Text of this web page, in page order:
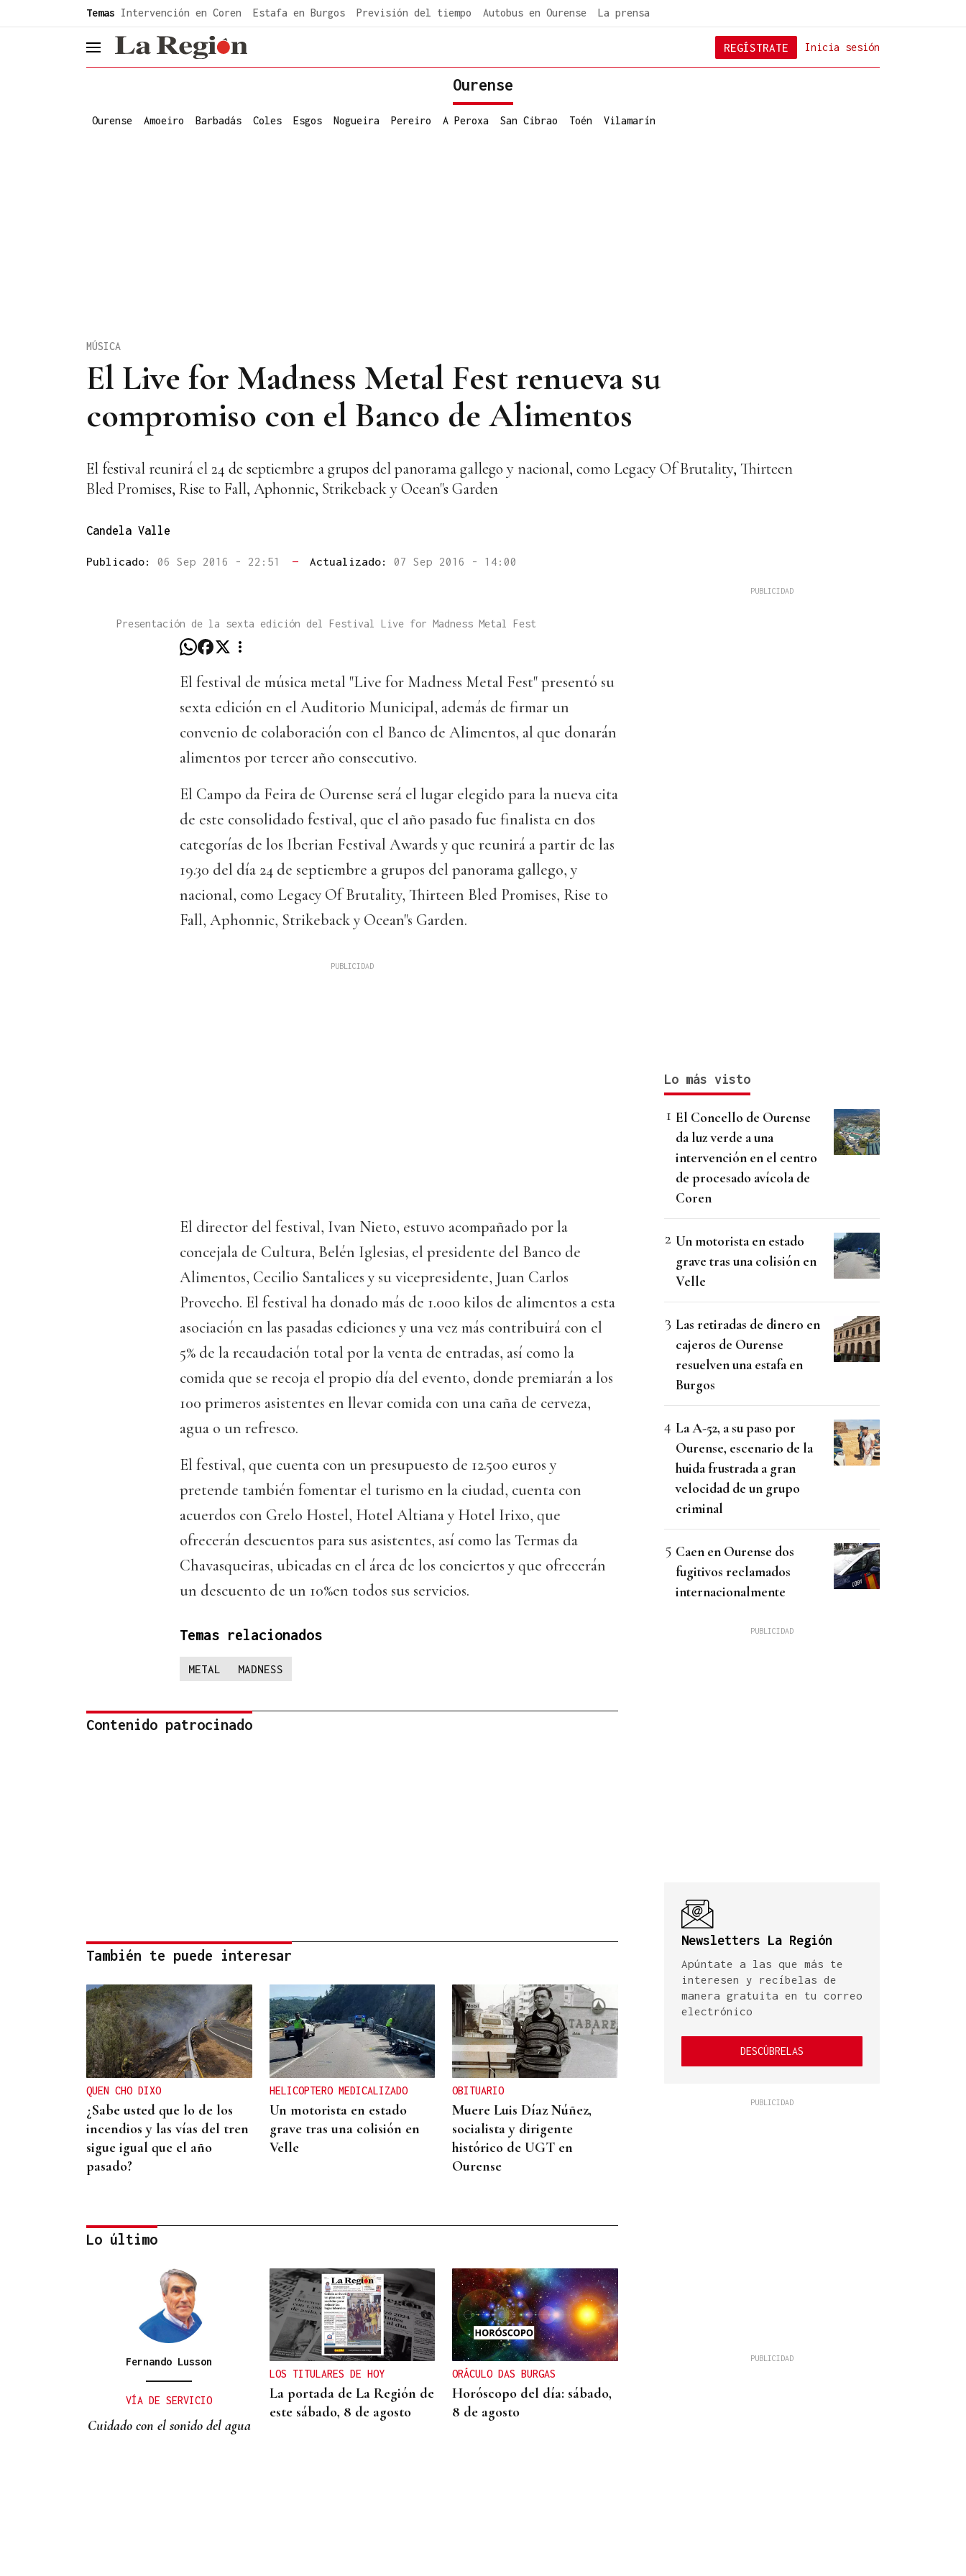
Temas Intervención en Coren Estafa en Burgos Previsión del tiempo Autobus en Ourense La prensa
header.menu.open Inicia sesión
REGÍSTRATE
Ourense
Ourense Amoeiro Barbadás Coles Esgos Nogueira Pereiro A Peroxa San Cibrao Toén Vilamarín
El Live for Madness Metal Fest renueva su
compromiso con el Banco de Alimentos
MÚSICA
El festival reunirá el 24 de septiembre a grupos del panorama gallego y nacional, como Legacy Of Brutality, Thirteen
Bled Promises, Rise to Fall, Aphonnic, Strikeback y Ocean"s Garden
Candela Valle
Publicado: 06 Sep 2016 - 22:51 — Actualizado: 07 Sep 2016 - 14:00
Presentación de la sexta edición del Festival Live for Madness Metal Fest
El festival de música metal "Live for Madness Metal Fest" presentó su
sexta edición en el Auditorio Municipal, además de firmar un
convenio de colaboración con el Banco de Alimentos, al que donarán
alimentos por tercer año consecutivo.
El Campo da Feira de Ourense será el lugar elegido para la nueva cita
de este consolidado festival, que el año pasado fue finalista en dos
categorías de los Iberian Festival Awards y que reunirá a partir de las
19.30 del día 24 de septiembre a grupos del panorama gallego, y
nacional, como Legacy Of Brutality, Thirteen Bled Promises, Rise to
Fall, Aphonnic, Strikeback y Ocean"s Garden.
El director del festival, Ivan Nieto, estuvo acompañado por la
concejala de Cultura, Belén Iglesias, el presidente del Banco de
Alimentos, Cecilio Santalices y su vicepresidente, Juan Carlos
Provecho. El festival ha donado más de 1.000 kilos de alimentos a esta
asociación en las pasadas ediciones y una vez más contribuirá con el
5% de la recaudación total por la venta de entradas, así como la
comida que se recoja el propio día del evento, donde premiarán a los
100 primeros asistentes en llevar comida con una caña de cerveza,
agua o un refresco.
El festival, que cuenta con un presupuesto de 12.500 euros y
pretende también fomentar el turismo en la ciudad, cuenta con
acuerdos con Grelo Hostel, Hotel Altiana y Hotel Irixo, que
ofrecerán descuentos para sus asistentes, así como las Termas da
Chavasqueiras, ubicadas en el área de los conciertos y que ofrecerán
un descuento de un 10%en todos sus servicios.
Temas relacionados
METAL MADNESS
Contenido patrocinado
También te puede interesar
QUEN CHO DIXO
¿Sabe usted que lo de los
incendios y las vías del tren
sigue igual que el año
pasado?
HELICOPTERO MEDICALIZADO
Un motorista en estado
grave tras una colisión en
Velle
OBITUARIO
Muere Luis Díaz Núñez,
socialista y dirigente
histórico de UGT en
Ourense
Un herido en la colisión
entre dos coches en la
entrada a las termas de
Lo último
Fernando Lusson
VÍA DE SERVICIO
Cuidado con el sonido del agua
LOS TITULARES DE HOY
La portada de La Región de
este sábado, 8 de agosto
ORÁCULO DAS BURGAS
Horóscopo del día: sábado,
8 de agosto
Lo más visto
El Concello de Ourense
da luz verde a una
intervención en el centro
de procesado avícola de
Coren
Un motorista en estado
grave tras una colisión en
Velle
Las retiradas de dinero en
cajeros de Ourense
resuelven una estafa en
Burgos
La A-52, a su paso por
Ourense, escenario de la
huida frustrada a gran
velocidad de un grupo
criminal
Caen en Ourense dos
fugitivos reclamados
internacionalmente
Newsletters La Región
Apúntate a las que más te
interesen y recíbelas de
manera gratuita en tu correo
electrónico
DESCÚBRELAS